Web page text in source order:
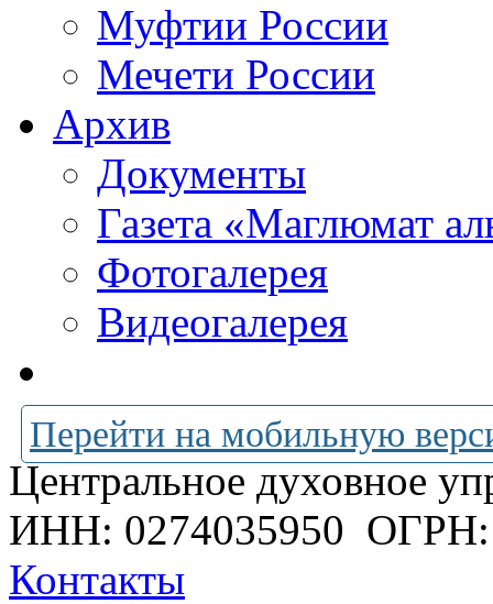
Муфтии России
Мечети России
Архив
Документы
Газета «Маглюмат
Фотогалерея
Видеогалерея
Перейти на мобильную
Центральное духовное
ИНН: 0274035950 ОГРН:
Контакты